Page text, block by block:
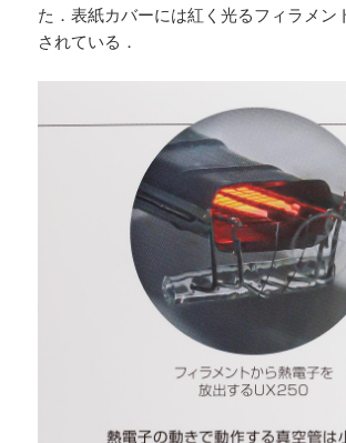
た．表紙カバーには紅く光るフィラメン
されている．